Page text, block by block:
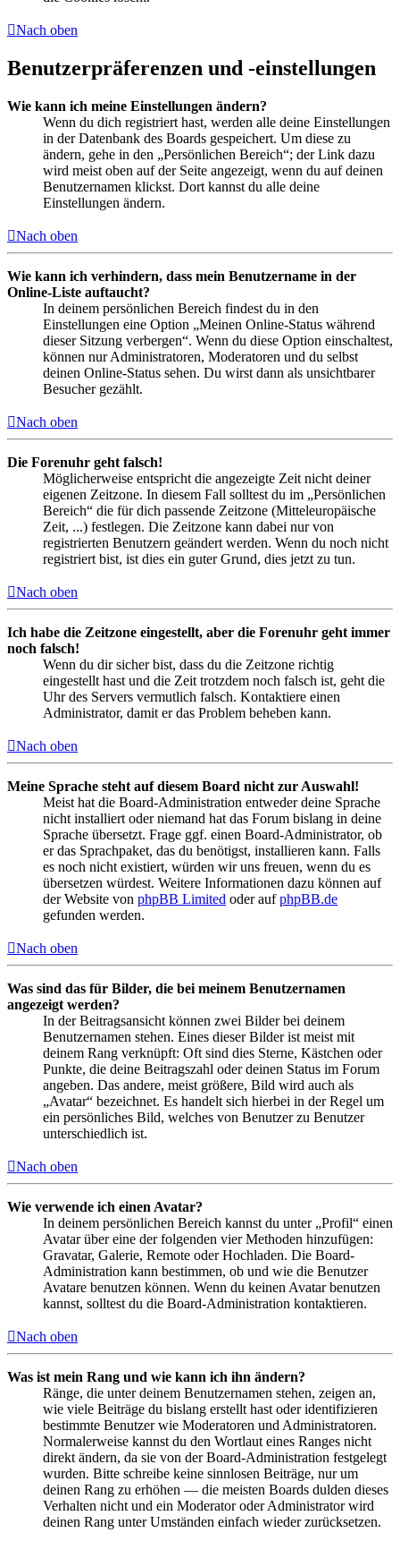
Nach oben
Benutzerpräferenzen und -einstellungen
Wie kann ich meine Einstellungen ändern?
Wenn du dich registriert hast, werden alle deine Einstellungen
in der Datenbank des Boards gespeichert. Um diese zu
ändern, gehe in den „Persönlichen Bereich“; der Link dazu
wird meist oben auf der Seite angezeigt, wenn du auf deinen
Benutzernamen klickst. Dort kannst du alle deine
Einstellungen ändern.
Nach oben
Wie kann ich verhindern, dass mein Benutzername in der
Online-Liste auftaucht?
In deinem persönlichen Bereich findest du in den
Einstellungen eine Option „Meinen Online-Status während
dieser Sitzung verbergen“. Wenn du diese Option einschaltest,
können nur Administratoren, Moderatoren und du selbst
deinen Online-Status sehen. Du wirst dann als unsichtbarer
Besucher gezählt.
Nach oben
Die Forenuhr geht falsch!
Möglicherweise entspricht die angezeigte Zeit nicht deiner
eigenen Zeitzone. In diesem Fall solltest du im „Persönlichen
Bereich“ die für dich passende Zeitzone (Mitteleuropäische
Zeit, ...) festlegen. Die Zeitzone kann dabei nur von
registrierten Benutzern geändert werden. Wenn du noch nicht
registriert bist, ist dies ein guter Grund, dies jetzt zu tun.
Nach oben
Ich habe die Zeitzone eingestellt, aber die Forenuhr geht immer
noch falsch!
Wenn du dir sicher bist, dass du die Zeitzone richtig
eingestellt hast und die Zeit trotzdem noch falsch ist, geht die
Uhr des Servers vermutlich falsch. Kontaktiere einen
Administrator, damit er das Problem beheben kann.
Nach oben
Meine Sprache steht auf diesem Board nicht zur Auswahl!
Meist hat die Board-Administration entweder deine Sprache
nicht installiert oder niemand hat das Forum bislang in deine
Sprache übersetzt. Frage ggf. einen Board-Administrator, ob
er das Sprachpaket, das du benötigst, installieren kann. Falls
es noch nicht existiert, würden wir uns freuen, wenn du es
übersetzen würdest. Weitere Informationen dazu können auf
der Website von phpBB Limited oder aufphpBB.de
gefunden werden.
Nach oben
Was sind das für Bilder, die bei meinem Benutzernamen
angezeigt werden?
In der Beitragsansicht können zwei Bilder bei deinem
Benutzernamen stehen. Eines dieser Bilder ist meist mit
deinem Rang verknüpft: Oft sind dies Sterne, Kästchen oder
Punkte, die deine Beitragszahl oder deinen Status im Forum
angeben. Das andere, meist größere, Bild wird auch als
„Avatar“ bezeichnet. Es handelt sich hierbei in der Regel um
ein persönliches Bild, welches von Benutzer zu Benutzer
unterschiedlich ist.
Nach oben
Wie verwende ich einen Avatar?
In deinem persönlichen Bereich kannst du unter „Profil“ einen
Avatar über eine der folgenden vier Methoden hinzufügen:
Gravatar, Galerie, Remote oder Hochladen. Die Board-
Administration kann bestimmen, ob und wie die Benutzer
Avatare benutzen können. Wenn du keinen Avatar benutzen
kannst, solltest du die Board-Administration kontaktieren.
Nach oben
Was ist mein Rang und wie kann ich ihn ändern?
Ränge, die unter deinem Benutzernamen stehen, zeigen an,
wie viele Beiträge du bislang erstellt hast oder identifizieren
bestimmte Benutzer wie Moderatoren und Administratoren.
Normalerweise kannst du den Wortlaut eines Ranges nicht
direkt ändern, da sie von der Board-Administration festgelegt
wurden. Bitte schreibe keine sinnlosen Beiträge, nur um
deinen Rang zu erhöhen — die meisten Boards dulden dieses
Verhalten nicht und ein Moderator oder Administrator wird
deinen Rang unter Umständen einfach wieder zurücksetzen.